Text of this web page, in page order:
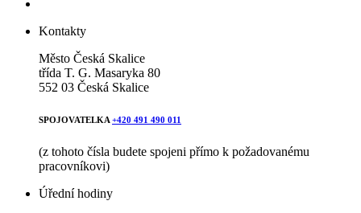
Kontakty
Město Česká Skalice
třída T. G. Masaryka 80
552 03 Česká Skalice
SPOJOVATELKA +420 491 490 011
(z tohoto čísla budete spojeni přímo k požadovanému
pracovníkovi)
Úřední hodiny